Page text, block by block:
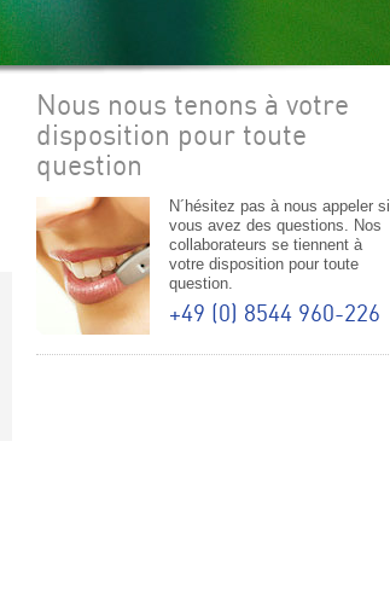
Nous nous tenons à votre
disposition pour toute
question
N´hésitez pas à nous appeler si
vous avez des questions. Nos
collaborateurs se tiennent à
votre disposition pour toute
question.
+49 (0) 8544 960-226